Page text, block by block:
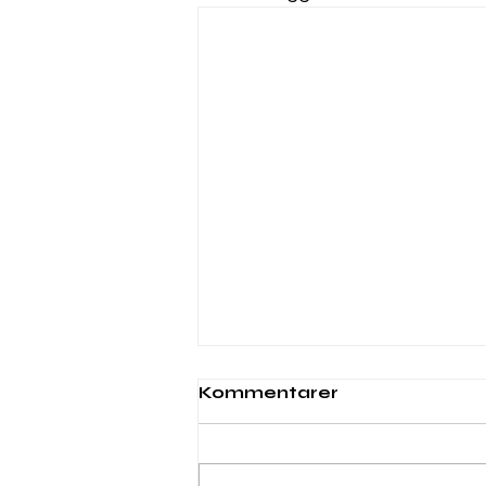
Webinar 6. november
Kommentarer